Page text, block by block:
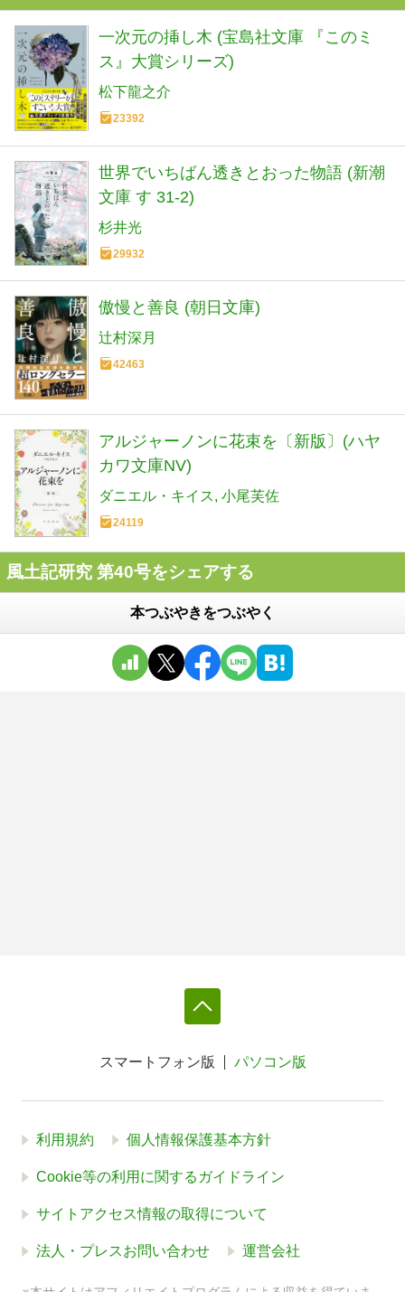
一次元の挿し木 (宝島社文庫 『このミ
ス』大賞シリーズ)
松下龍之介
23392
世界でいちばん透きとおった物語 (新潮
文庫 す 31-2)
杉井光
29932
傲慢と善良 (朝日文庫)
辻村深月
42463
アルジャーノンに花束を〔新版〕(ハヤ
カワ文庫NV)
ダニエル・キイス 小尾芙佐
24119
風土記研究 第40号をシェアする
本つぶやきをつぶやく
スマートフォン版 パソコン版
利用規約 個人情報保護基本方針
Cookie等の利用に関するガイドライン
サイトアクセス情報の取得について
法人・プレスお問い合わせ 運営会社